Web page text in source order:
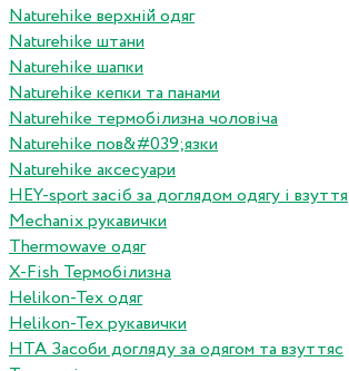
Naturehike верхній одяг
Naturehike штани
Naturehike шапки
Naturehike кепки та панами
Naturehike термобілизна чоловіча
Naturehike пов&#039;язки
Naturehike аксесуари
HEY-sport засіб за доглядом одягу і взуття
Mechanix рукавички
Thermowave одяг
X-Fish Термобілизна
Helikon-Tex одяг
Helikon-Tex рукавички
HTA Засоби догляду за одягом та взуттяс